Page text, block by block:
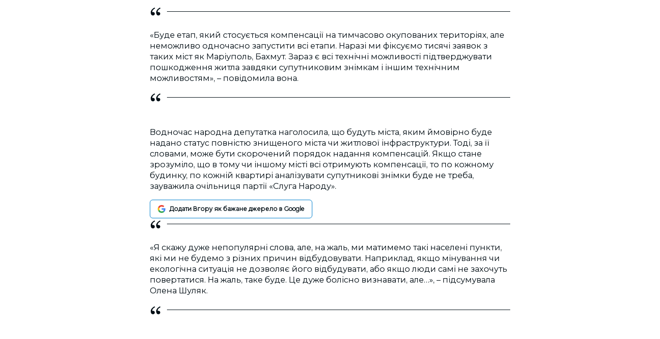
«Буде етап, який стосується компенсації на тимчасово окупованих територіях, але
неможливо одночасно запустити всі етапи. Наразі ми фіксуємо тисячі заявок з
таких міст як Маріуполь, Бахмут. Зараз є всі технічні можливості підтверджувати
пошкодження житла завдяки супутниковим знімкам і іншим технічним
можливостям», – повідомила вона.
Водночас народна депутатка наголосила, що будуть міста, яким ймовірно буде
надано статус повністю знищеного міста чи житлової інфраструктури. Тоді, за її
словами, може бути скорочений порядок надання компенсацій. Якщо стане
зрозуміло, що в тому чи іншому місті всі отримують компенсації, то по кожному
будинку, по кожній квартирі аналізувати супутникові знімки буде не треба,
зауважила очільниця партії «Слуга Народу».
Додати Вгору як бажане джерело в Google
«Я скажу дуже непопулярні слова, але, на жаль, ми матимемо такі населені пункти,
які ми не будемо з різних причин відбудовувати. Наприклад, якщо мінування чи
екологічна ситуація не дозволяє його відбудувати, або якщо люди самі не захочуть
повертатися. На жаль, таке буде. Це дуже болісно визнавати, але…», – підсумувала
Олена Шуляк.